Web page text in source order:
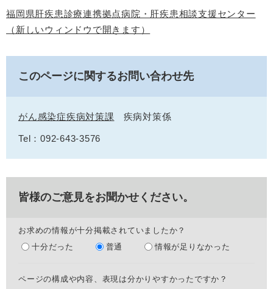
福岡県肝疾患診療連携拠点病院・肝疾患相談支援センター
（新しいウィンドウで開きます）
このページに関するお問い合わせ先
がん感染症疾病対策課 疾病対策係
Tel：092-643-3576
皆様のご意見をお聞かせください。
お求めの情報が十分掲載されていましたか？
十分だった
普通 情報が足りなかった
ページの構成や内容、表現は分かりやすかったですか？